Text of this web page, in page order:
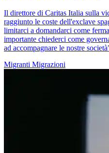
Il direttore di Caritas Italia sulla
raggiunto le coste dell'exclave
limitarci a domandarci come
importante chiederci come
ad accompagnare le nostre
Migranti Migrazioni